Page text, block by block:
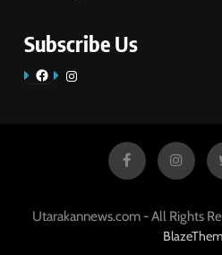
Subscribe Us
FacebookInstagram
Utarakannews.com - All Rights